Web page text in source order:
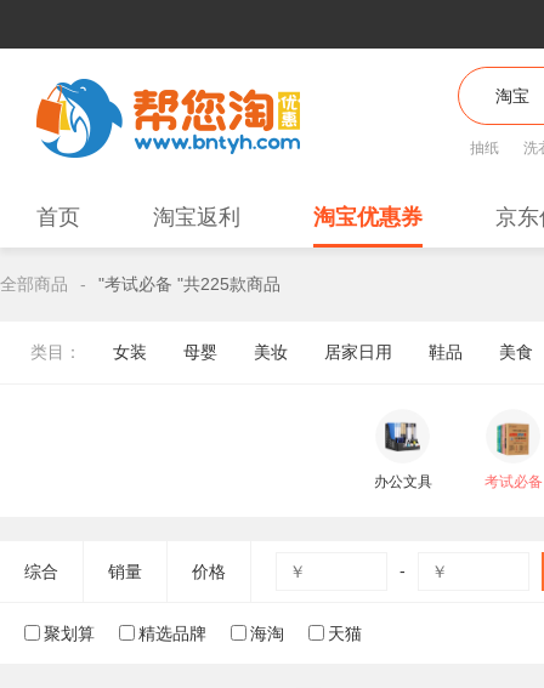
抽纸 洗
首页 淘宝返利 淘宝优惠券 京东
全部商品 - "考试必备 "共225款商品
类目： 女装 母婴 美妆 居家日用 鞋品 美食
办公文具 考试必备
综合 销量 价格 -
聚划算 精选品牌 海淘 天猫